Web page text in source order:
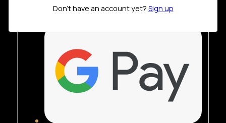
Don't have an account yet? Sign up